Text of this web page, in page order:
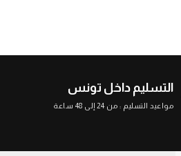
التسليم داخل تونس
مواعيد التسليم : من 24 إلى 48 ساعة